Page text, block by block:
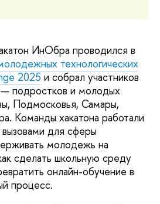
ИнОбра проводился в
технологических
2025 и собрал участников
— подростков и молодых
Подмосковья, Самары,
Команды хакатона работали
для сферы
молодежь на
сделать школьную среду
онлайн-обучение в
процесс.